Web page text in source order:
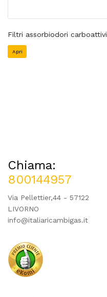
Filtri assorbiodori carboattivi
Apri
Chiama:
800144957
Via Pellettier,44 - 57122
LIVORNO
info@italiaricambigas.it